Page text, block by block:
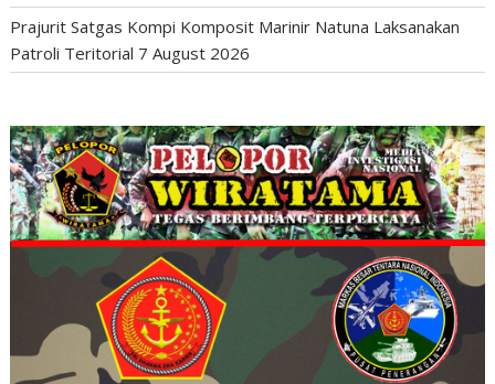
Prajurit Satgas Kompi Komposit Marinir Natuna Laksanakan
Patroli Teritorial 7 August 2026